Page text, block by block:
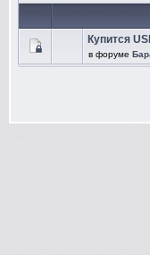
Купится
в форуме